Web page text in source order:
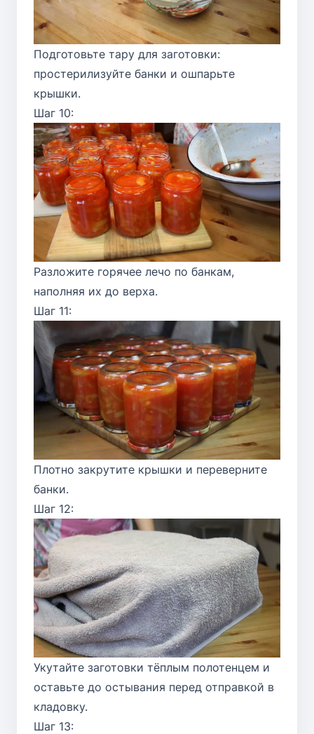
Подготовьте тару для заготовки:
простерилизуйте банки и ошпарьте
крышки.
Шаг 10:
Разложите горячее лечо по банкам,
наполняя их до верха.
Шаг 11:
Плотно закрутите крышки и переверните
банки.
Шаг 12:
Укутайте заготовки тёплым полотенцем и
оставьте до остывания перед отправкой в
кладовку.
Шаг 13: